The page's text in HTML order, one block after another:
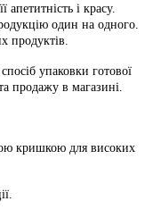
і красу.
один на одного.
продуктів.
упаковки готової
продажу в магазині.
кришкою для високих